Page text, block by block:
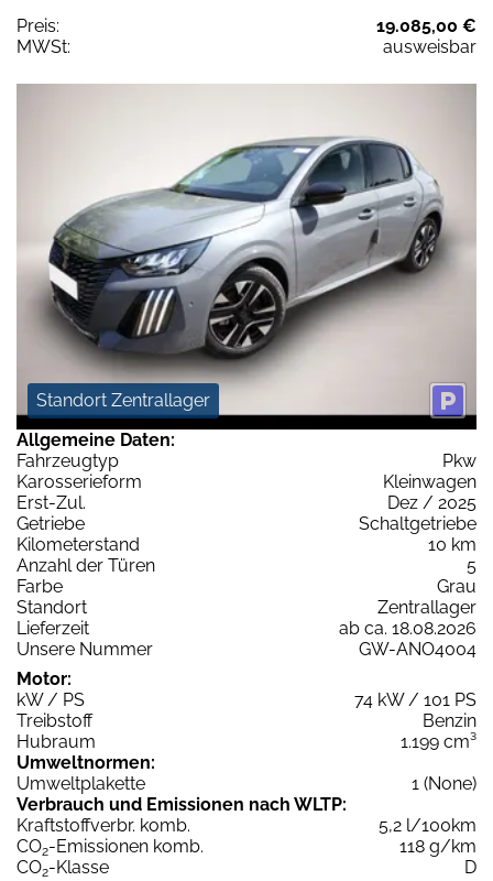
Preis:
19.085,00 €
MWSt:
ausweisbar
Standort Zentrallager
Allgemeine Daten:
Fahrzeugtyp
Pkw
Karosserieform
Kleinwagen
Erst-Zul.
Dez / 2025
Getriebe
Schaltgetriebe
Kilometerstand
10 km
Anzahl der Türen
5
Farbe
Grau
Standort
Zentrallager
Lieferzeit
ab ca. 18.08.2026
Unsere Nummer
GW-ANO4004
Motor:
kW / PS
74 kW / 101 PS
Treibstoff
Benzin
Hubraum
1.199 cm³
Umweltnormen:
Umweltplakette
1 (None)
Verbrauch und Emissionen nach WLTP:
Kraftstoffverbr. komb.
5,2 l/100km
CO2-Emissionen komb.
118 g/km
CO2-Klasse
D